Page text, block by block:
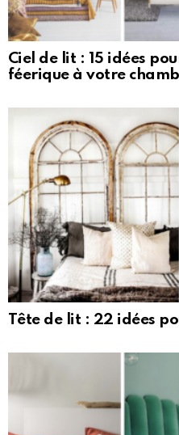
Ciel de lit : 15 idées
féerique à votre
Tête de lit : 22 idées